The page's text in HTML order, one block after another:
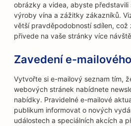
obrázky a videa, abyste představili
výroby vína a zážitky zákazníků.
větší pravděpodobností sdílen, což
přivede na vaše stránky více
Zavedení e-
Vytvořte si e-mailový seznam tím,
webových stránek nabídnete
nabídky. Pravidelné e-mailové
publikum informovat o nových
událostech a speciálních akcích a